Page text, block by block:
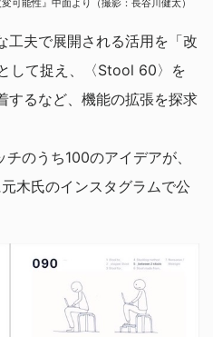
可能性』中面より（撮影：長谷川健太）
工夫で展開される活用を「改
して捉え、〈Stool 60〉を
するなど、機能の拡張を探求
のうち100のアイデアが、
木氏のインスタグラムで公